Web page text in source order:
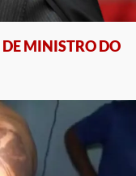
DE MINISTRO DO